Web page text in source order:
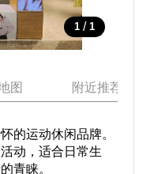
1 / 1
图 附近推荐景点
的运动休闲品牌。
动，适合日常生
青睐。